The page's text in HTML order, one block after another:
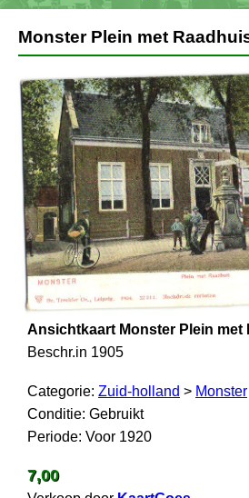
Monster Plein met
Ansichtkaart Monster Plein met
Beschr.in 1905
Categorie: Zuid-holland > Monster
Conditie: Gebruikt
Periode: Voor 1920
7,00